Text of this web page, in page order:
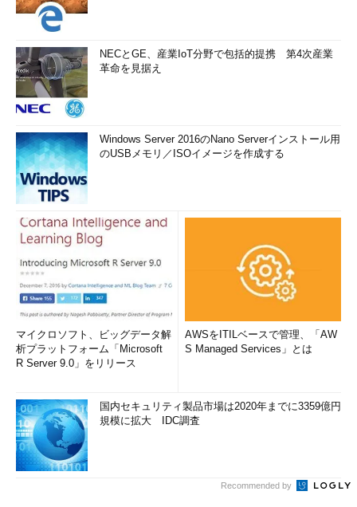
NECとGE、産業IoT分野で包括的提携 第4次産業
革命を見据え
Windows Server 2016のNano Serverインストール用
のUSBメモリ／ISOイメージを作成する
マイクロソフト、ビッグデータ解
析プラットフォーム「Microsoft
R Server 9.0」をリリース
AWSをITILベースで管理、「AW
S Managed Services」とは
国内セキュリティ製品市場は2020年までに3359億円
規模に拡大 IDC調査
Recommended by